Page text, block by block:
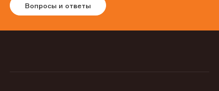
Вопросы и ответы